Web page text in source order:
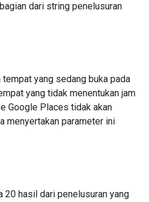
dari string penelusuran
tempat yang sedang buka pada
yang tidak menentukan jam
Google Places tidak akan
menyertakan parameter ini
20 hasil dari penelusuran yang